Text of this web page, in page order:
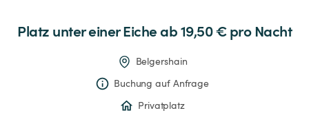
Platz untereinerEiche ab 19,50 € pro Nacht
Belgershain
Buchung auf Anfrage
Privatplatz